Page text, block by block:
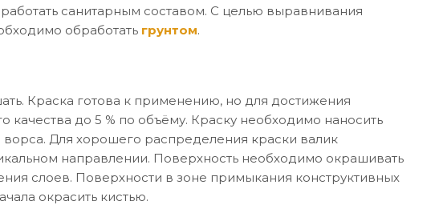
санитарным составом. С целью выравнивания
обработать грунтом.
Краска готова к применению, но для достижения
качества до 5 % по объёму. Краску необходимо наносить
Для хорошего распределения краски валик
направлении. Поверхность необходимо окрашивать
слоев. Поверхности в зоне примыкания конструктивных
окрасить кистью.